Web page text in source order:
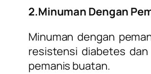
2.Minuman Dengan
Minuman dengan
resistensi diabetes
pemanis buatan.